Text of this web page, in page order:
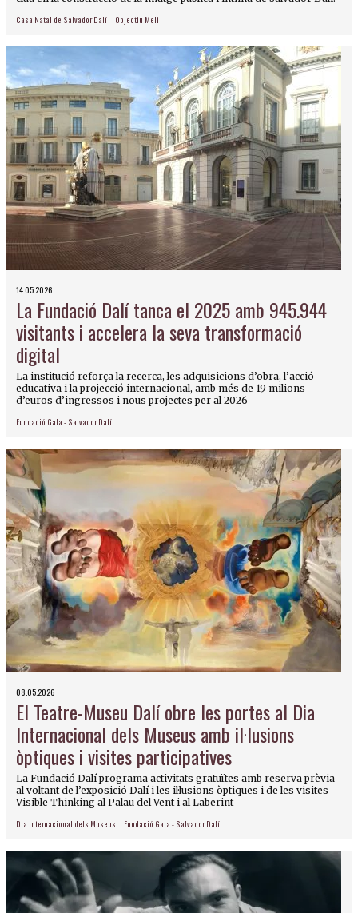
Casa Natal de Salvador Dalí Objectiu Meli
14.05.2026
La Fundació Dalí tanca el 2025 amb 945.944
visitants i accelera la seva transformació
digital
La institució reforça la recerca, les adquisicions d’obra, l’acció
educativa i la projecció internacional, amb més de 19 milions
d’euros d’ingressos i nous projectes per al 2026
Fundació Gala - Salvador Dalí
08.05.2026
El Teatre-Museu Dalí obre les portes al Dia
Internacional dels Museus amb il·lusions
òptiques i visites participatives
La Fundació Dalí programa activitats gratuïtes amb reserva prèvia
al voltant de l’exposició Dalí i les il·lusions òptiques i de les visites
Visible Thinking al Palau del Vent i al Laberint
Dia Internacional dels Museus Fundació Gala - Salvador Dalí